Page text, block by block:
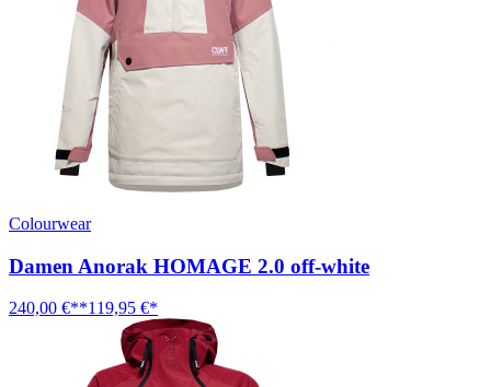
Colourwear
Damen Anorak HOMAGE 2.0 off-white
240,00 €**119,95 €*